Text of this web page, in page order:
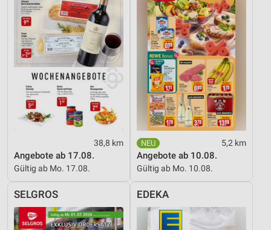
38,8 km
Angebote ab 17.08.
Gültig ab Mo. 17.08.
5,2 km
Angebote ab 10.08.
Gültig ab Mo. 10.08.
SELGROS EDEKA
Verwendung reduzierter Daten zur Auswahl von
Werbeanzeigen
Erstellung von Profilen für personalisierte
Werbung
Verwendung von Profilen zur Auswahl
personalisierter Werbung
Erstellung von Profilen zur Personalisierung
von Inhalten
Verwendung von Profilen zur Auswahl
personalisierter Inhalte
Messung der Performance von Inhalten